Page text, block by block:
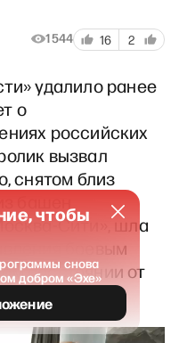
1544 16 2
удалило ранее
о
российских
вызвал
снятом близ
башен
Сити», шла
боевым
расстоянии от
чтобы
снова
добром «Эхе»